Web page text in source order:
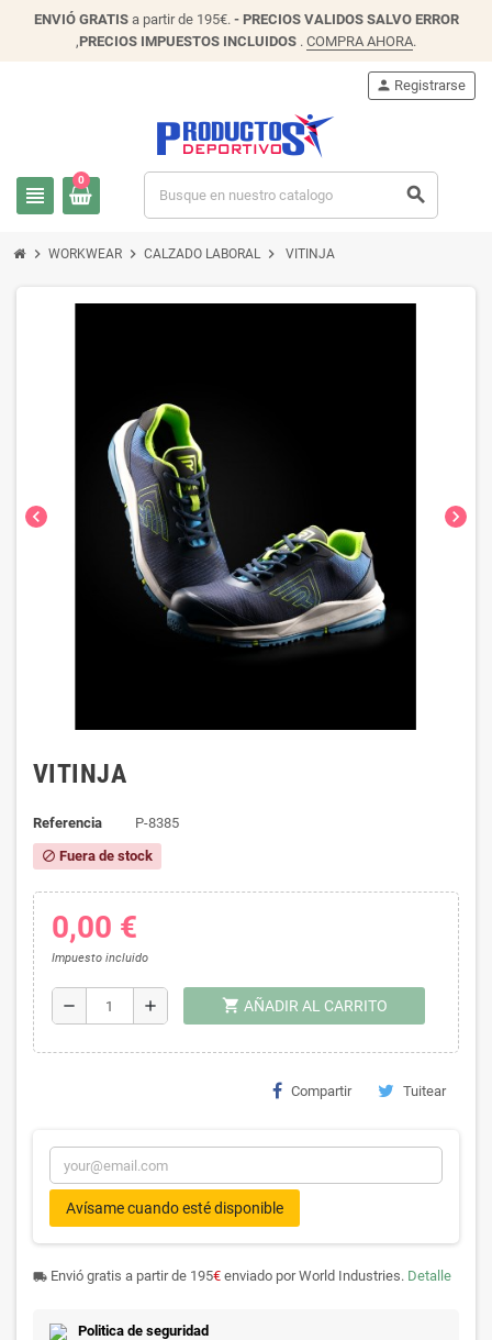
ENVIÓGRATISa partir de 195€. - PRECIOS VALIDOS SALVO ERROR
,PRECIOS IMPUESTOS INCLUIDOS . COMPRA AHORA.
view_headline
person Registrarse
0
search
chevron_right WORKWEAR chevron_right CALZADO LABORAL chevron_right VITINJA
chevron_left chevron_right
VITINJA
Referencia P-8385
block Fuera de stock
0,00 €
Impuesto incluido
remove add shopping_cart AÑADIR AL CARRITO
Compartir Tuitear
Avísame cuando esté disponible
local_shipping Envió gratis a partir de 195€ enviado por World Industries. Detalle
Politica de seguridad